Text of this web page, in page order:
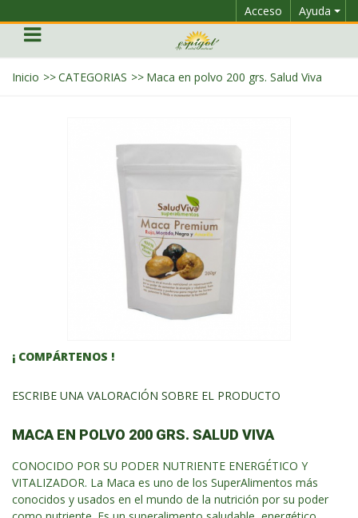
Ayuda
Acceso
Inicio >>CATEGORIAS >> Maca en polvo 200 grs. Salud Viva
¡ COMPÁRTENOS !
ESCRIBE UNA VALORACIÓN SOBRE EL PRODUCTO
MACA EN POLVO 200 GRS. SALUD VIVA
CONOCIDO POR SU PODER NUTRIENTE ENERGÉTICO Y
VITALIZADOR. La Maca es uno de los SuperAlimentos más
conocidos y usados en el mundo de la nutrición por su poder